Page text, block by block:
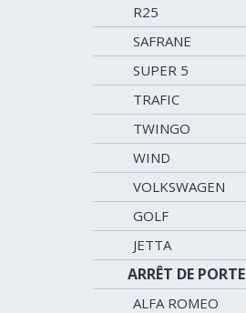
R25
SAFRANE
SUPER 5
TRAFIC
TWINGO
WIND
VOLKSWAGEN
GOLF
JETTA
ARRÊT DE PORTE
ALFA ROMEO